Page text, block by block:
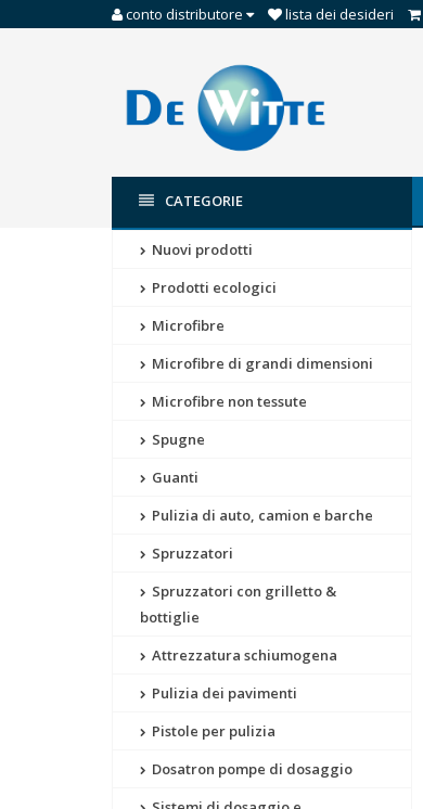
conto distributore lista dei desideri
CATEGORIE
Nuovi prodotti
Prodotti ecologici
Microfibre
Microfibre di grandi dimensioni
Microfibre non tessute
Spugne
Guanti
Pulizia di auto, camion e barche
Spruzzatori
Spruzzatori con grilletto &
bottiglie
Attrezzatura schiumogena
Pulizia dei pavimenti
Pistole per pulizia
Dosatron pompe di dosaggio